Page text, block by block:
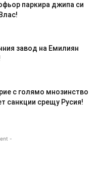
паркира джипа си
завод на Емилиян
с голямо мнозинство
санкции срещу Русия!
-